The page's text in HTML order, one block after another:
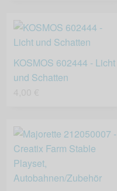
KOSMOS 602444 - Licht
und Schatten